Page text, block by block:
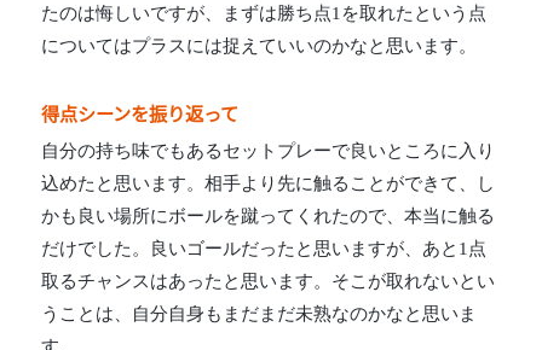
たのは悔しいですが、まずは勝ち点1を取れたという点
についてはプラスには捉えていいのかなと思います。
得点シーンを振り返って
自分の持ち味でもあるセットプレーで良いところに入り
込めたと思います。相手より先に触ることができて、し
かも良い場所にボールを蹴ってくれたので、本当に触る
だけでした。良いゴールだったと思いますが、あと1点
取るチャンスはあったと思います。そこが取れないとい
うことは、自分自身もまだまだ未熟なのかなと思いま